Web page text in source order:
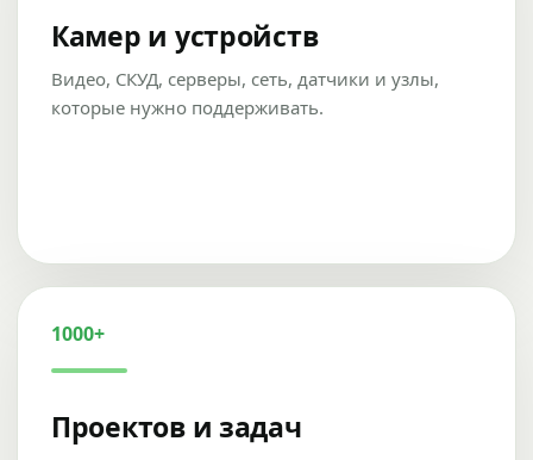
Камер и устройств
Видео, СКУД, серверы, сеть, датчики и узлы,
которые нужно поддерживать.
1000+
Проектов и задач